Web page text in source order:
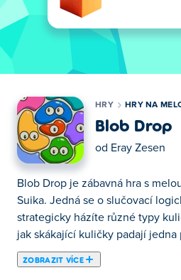
HRY HRY NA
Blob Drop
od Eray Zesen
Blob Drop je zábavná hra s
Suika. Jedná se o slučovací
strategicky házíte různé typy
jak skákající kuličky padají jedna
ZOBRAZIT VÍCE